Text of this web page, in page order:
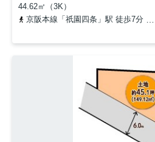
44.62㎡（3K）
京阪本線「祇園四条」駅 徒歩7分